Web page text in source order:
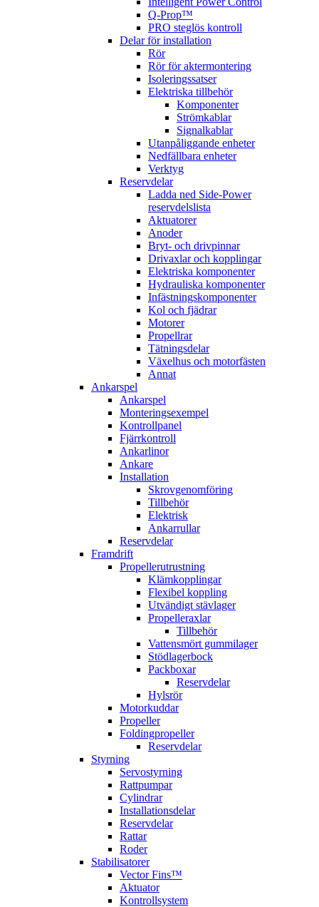
Q-Prop™
PRO steglös kontroll
Delar för installation
Rör
Rör för aktermontering
Isoleringssatser
Elektriska tillbehör
Komponenter
Strömkablar
Signalkablar
Utanpåliggande enheter
Nedfällbara enheter
Verktyg
Reservdelar
Ladda ned Side-Power
reservdelslista
Aktuatorer
Anoder
Bryt- och drivpinnar
Drivaxlar och kopplingar
Elektriska komponenter
Hydrauliska komponenter
Infästningskomponenter
Kol och fjädrar
Motorer
Propellrar
Tätningsdelar
Växelhus och motorfästen
Annat
Ankarspel
Ankarspel
Monteringsexempel
Kontrollpanel
Fjärrkontroll
Ankarlinor
Ankare
Installation
Skrovgenomföring
Tillbehör
Elektrisk
Ankarrullar
Reservdelar
Framdrift
Propellerutrustning
Klämkopplingar
Flexibel koppling
Utvändigt stävlager
Propelleraxlar
Tillbehör
Vattensmört gummilager
Stödlagerbock
Packboxar
Reservdelar
Hylsrör
Motorkuddar
Propeller
Foldingpropeller
Reservdelar
Styrning
Servostyrning
Rattpumpar
Cylindrar
Installationsdelar
Reservdelar
Rattar
Roder
Stabilisatorer
Vector Fins™
Aktuator
Kontrollsystem